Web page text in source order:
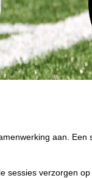
aan.
sessies verzorgen